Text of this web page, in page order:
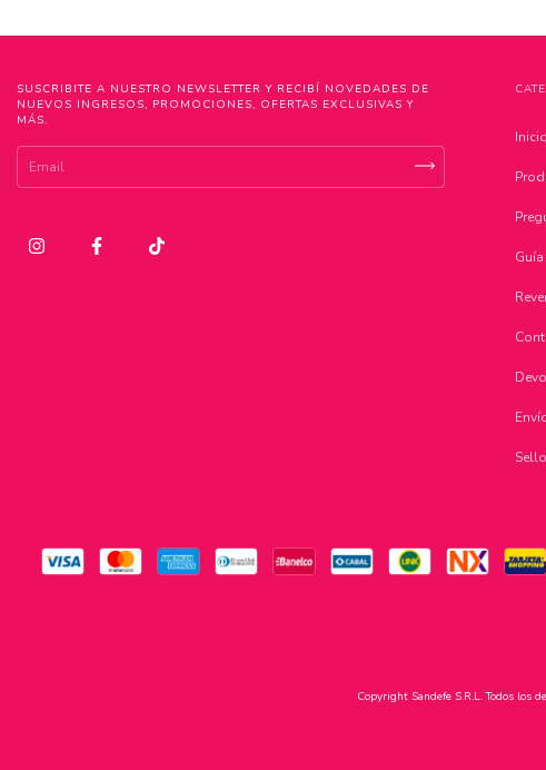
SUSCRIBITE A NUESTRO NEWSLETTER Y RECIBÍ NOVEDADES DE
NUEVOS INGRESOS, PROMOCIONES, OFERTAS EXCLUSIVAS Y
MÁS.
Inicio
Copyright Sandefe S.R.L. Todos los